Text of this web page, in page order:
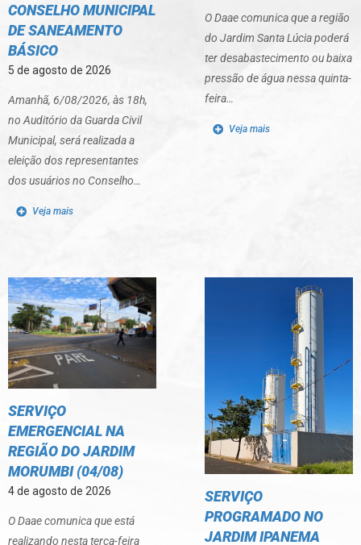
CONSELHO MUNICIPAL
DE SANEAMENTO
BÁSICO
5 de agosto de 2026
Amanhã, 6/08/2026, às 18h,
no Auditório da Guarda Civil
Municipal, será realizada a
eleição dos representantes
dos usuários no Conselho…
Veja mais
O Daae comunica que a região
do Jardim Santa Lúcia poderá
ter desabastecimento ou baixa
pressão de água nessa quinta-
feira…
Veja mais
SERVIÇO
EMERGENCIAL NA
REGIÃO DO JARDIM
MORUMBI (04/08)
4 de agosto de 2026
O Daae comunica que está
realizando nesta terça-feira
SERVIÇO
PROGRAMADO NO
JARDIM IPANEMA